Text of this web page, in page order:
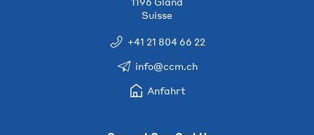
Suisse
+41 21 804 66 22
info@ccm.ch
Anfahrt